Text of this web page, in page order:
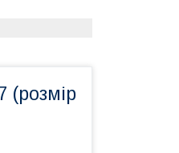
(розмір